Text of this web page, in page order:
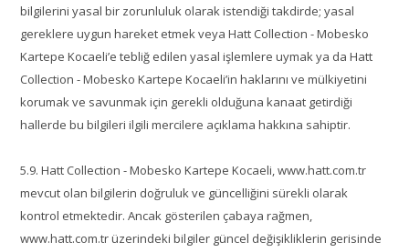
bilgilerini yasal bir zorunluluk olarak istendiği takdirde; yasal
gereklere uygun hareket etmek veya Hatt Collection - Mobesko
Kartepe Kocaeli’e tebliğ edilen yasal işlemlere uymak ya da Hatt
Collection - Mobesko Kartepe Kocaeli’in haklarını ve mülkiyetini
korumak ve savunmak için gerekli olduğuna kanaat getirdiği
hallerde bu bilgileri ilgili mercilere açıklama hakkına sahiptir.
5.9. Hatt Collection - Mobesko Kartepe Kocaeli, www.hatt.com.tr
mevcut olan bilgilerin doğruluk ve güncelliğini sürekli olarak
kontrol etmektedir. Ancak gösterilen çabaya rağmen,
www.hatt.com.tr üzerindeki bilgiler güncel değişikliklerin gerisinde